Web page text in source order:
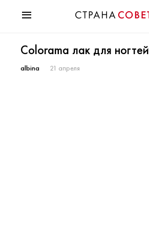
Мода
Звезды
Colorama лак для ногтей
albina 21 апреля